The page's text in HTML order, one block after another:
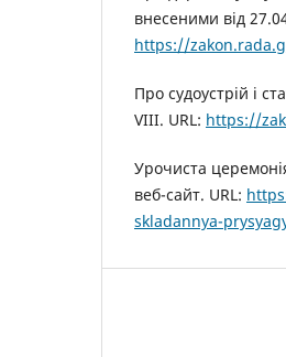
внесеними від
https://
Про судоустрій і
VIII. URL: https://
Урочиста
веб-сайт. URL:
skladannya-